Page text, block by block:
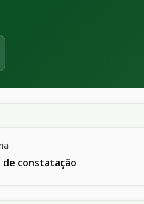
de constatação